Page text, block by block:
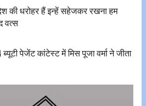
की धरोहर हैं इन्हें सहेजकर रखना हम
वत्स
पेजेंट कांटेस्ट में मिस पूजा वर्मा ने जीता